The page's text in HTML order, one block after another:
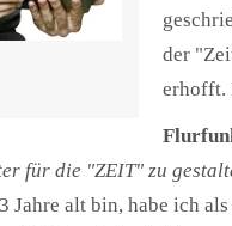
der
erhofft.
für die "ZEIT" zu
Jahre alt bin, habe ich